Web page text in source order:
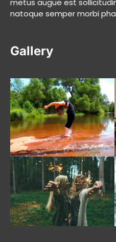
metus augue est
natoque semper morbi
Gallery